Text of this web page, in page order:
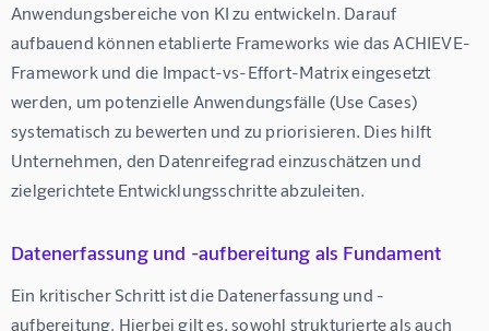
Anwendungsbereiche von KI zu entwickeln. Darauf
aufbauend können etablierte Frameworks wie das ACHIEVE-
Framework und die Impact-vs-Effort-Matrix eingesetzt
werden, um potenzielle Anwendungsfälle (Use Cases)
systematisch zu bewerten und zu priorisieren. Dies hilft
Unternehmen, den Datenreifegrad einzuschätzen und
zielgerichtete Entwicklungsschritte abzuleiten.
Datenerfassung und -aufbereitung als Fundament
Ein kritischer Schritt ist die Datenerfassung und -
aufbereitung. Hierbei gilt es, sowohl strukturierte als auch